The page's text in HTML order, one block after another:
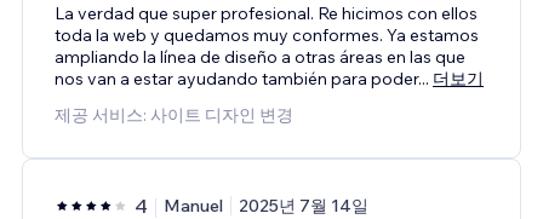
La verdad que super profesional. Re hicimos con ellos
toda la web y quedamos muy conformes. Ya estamos
ampliando la línea de diseño a otras áreas en las que
nos van a estar ayudando también para poder... 더보기
제공 서비스: 사이트 디자인 변경
4 Manuel 2025년 7월 14일